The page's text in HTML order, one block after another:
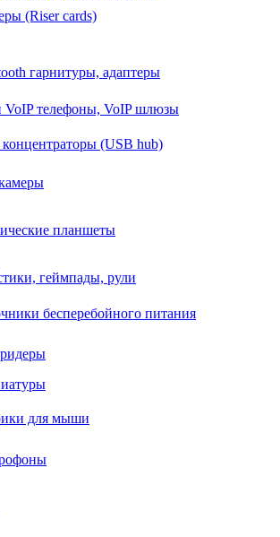
(Riser cards)
гарнитуры, адаптеры
VoIP телефоны, VoIP шлюзы
(USB hub)
планшеты
геймпады, рули
бесперебойного питания
для мыши